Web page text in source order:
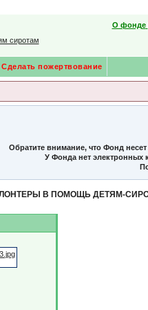
О фонде
Сделать пожертвование
Обратите внимание, что Фонд
У Фонда нет электронных
В ПОМОЩЬ ДЕТЯМ-